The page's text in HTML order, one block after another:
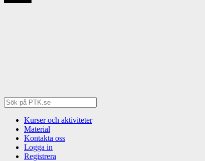
Kurser och aktiviteter
Material
Kontakta oss
Logga in
Registrera